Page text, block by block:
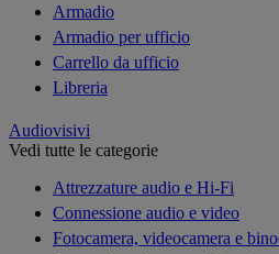
Armadio
Armadio per ufficio
Carrello da ufficio
Libreria
Audiovisivi
Vedi tutte le categorie
Attrezzature audio e Hi-Fi
Connessione audio e video
Fotocamera, videocamera e